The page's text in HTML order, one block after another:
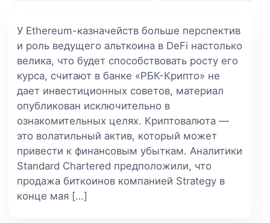
У Ethereum-казначейств больше перспектив
и роль ведущего альткоина в DeFi настолько
велика, что будет способствовать росту его
курса, считают в банке «РБК-Крипто» не
дает инвестиционных советов, материал
опубликован исключительно в
ознакомительных целях. Криптовалюта —
это волатильный актив, который может
привести к финансовым убыткам. Аналитики
Standard Chartered предположили, что
продажа биткоинов компанией Strategy в
конце мая […]